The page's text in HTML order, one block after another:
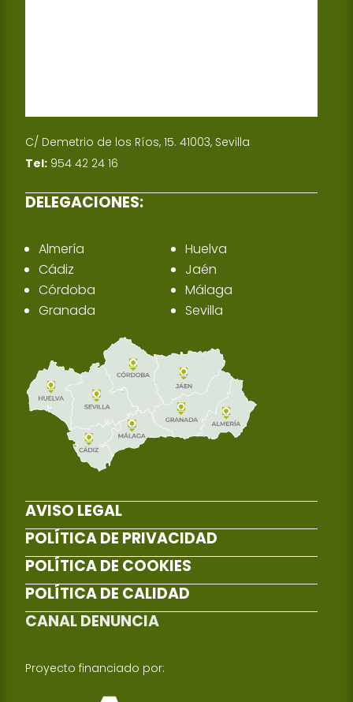
C/ Demetrio de los Ríos, 15. 41003, Sevilla
Tel: 954 42 24 16
DELEGACIONES:
Almería
Cádiz
Córdoba
Granada
Huelva
Jaén
Málaga
Sevilla
AVISO LEGAL
POLÍTICA DE PRIVACIDAD
POLÍTICA DE COOKIES
POLÍTICA DE CALIDAD
CANAL DENUNCIA
Proyecto financiado por: